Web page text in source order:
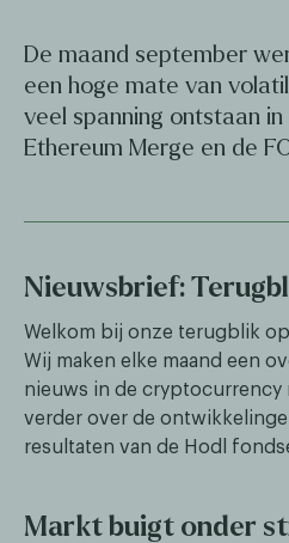
De maand september
een hoge mate van
veel spanning ontstaan
Ethereum Merge en de
Nieuwsbrief:
Welkom bij onze terugblik
Wij maken elke maand een
nieuws in de cryptocurrency
verder over de
resultaten van de Hodl
Markt buigt onder